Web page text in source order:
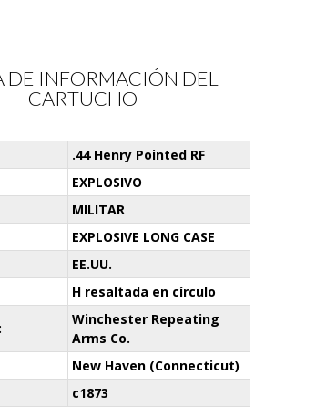
DE INFORMACIÓN DEL
CARTUCHO
.44 Henry Pointed RF
EXPLOSIVO
MILITAR
EXPLOSIVE LONG CASE
EE.UU.
H resaltada en círculo
Winchester Repeating
Arms Co.
New Haven (Connecticut)
c1873